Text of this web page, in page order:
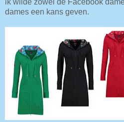
dames een kans geven.